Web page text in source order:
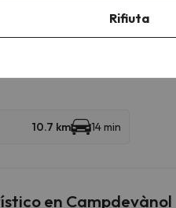
10.7 km 14 min
en Campdevànol
Rifiuta